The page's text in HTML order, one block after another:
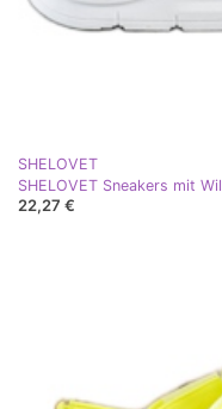
SHELOVET
SHELOVET Sneakers mit
22,27 €